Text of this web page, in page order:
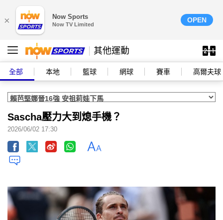
× Now Sports
Now TV Limited
OPEN
其他運動
全部 本地 籃球 網球 賽車 高爾夫球
Sascha壓力大到熄手機？
2026/06/02 17:30